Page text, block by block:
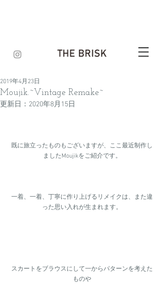
Moujik.~Vintage Remake~
2019年4月23日
更新日： 2020年8月15日
既に旅立ったものもございますが、ここ最近制作し
ましたMoujikをご紹介です。
一着、一着、丁寧に作り上げるリメイクは、また違
った思い入れが生まれます。
スカートをブラウスにして一からパターンを考えた
ものや